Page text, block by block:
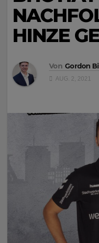
HINZE
Von Gordon
AUG. 2, 2021